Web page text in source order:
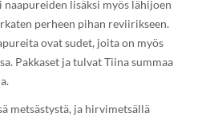
lisäksi myös lähijoen
perheen pihan reviirikseen.
ovat sudet, joita on myös
Pakkaset ja tulvat Tiina summaa
metsästystä, ja hirvimetsällä